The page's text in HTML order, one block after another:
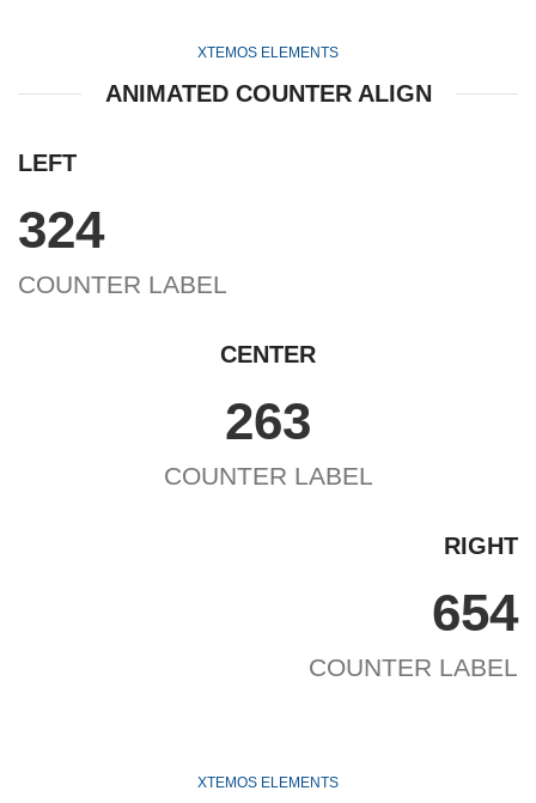
XTEMOS ELEMENTS
ANIMATED COUNTER ALIGN
LEFT
324
COUNTER LABEL
CENTER
263
COUNTER LABEL
RIGHT
654
COUNTER LABEL
XTEMOS ELEMENTS